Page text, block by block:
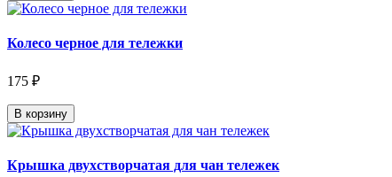
Колесо черное для тележки
175 ₽
В корзину
Крышка двухстворчатая для чан тележек